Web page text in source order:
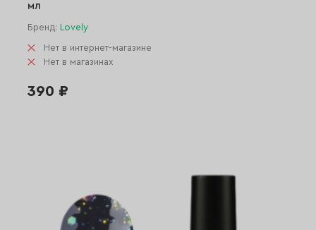
мл
Бренд: Lovely
Нет в интернет-магазине
Нет в магазинах
390 ₽